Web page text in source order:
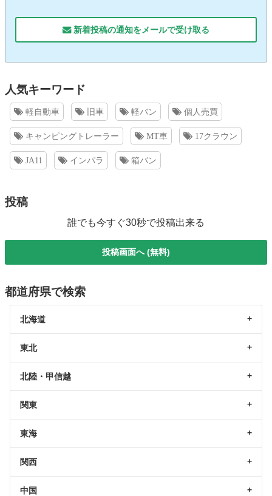
新着投稿の通知をメールで受け取る
人気キーワード
軽自動車 旧車 軽バン 個人売買
キャンピングトレーラー MT車 17クラウン
JA11 インパラ 箱バン
投稿
誰でも今すぐ30秒で投稿出来る
投稿画面へ (無料)
都道府県で検索
北海道
東北
北陸・甲信越
関東
東海
関西
中国